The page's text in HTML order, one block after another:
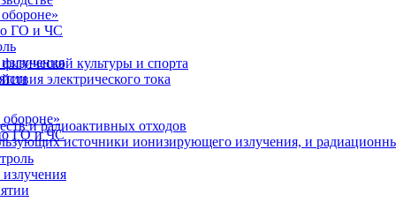
ГО и ЧС
и радиоактивных отходов
источники ионизирующего излучения, и
культуры и спорта
электрического тока
ГО и ЧС